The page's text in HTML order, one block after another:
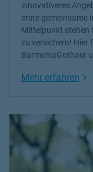
innovativeres
erste gemeinsame
Mittelpunkt stehen
zu versichern! Hier
BarmeniaGothaer
Mehr erfahren